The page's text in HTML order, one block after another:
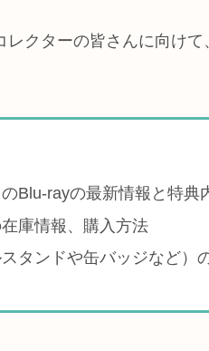
クターの皆さんに向け
Blu-rayの最新情報と特典
庫情報、購入方法
タンドや缶バッジなど）